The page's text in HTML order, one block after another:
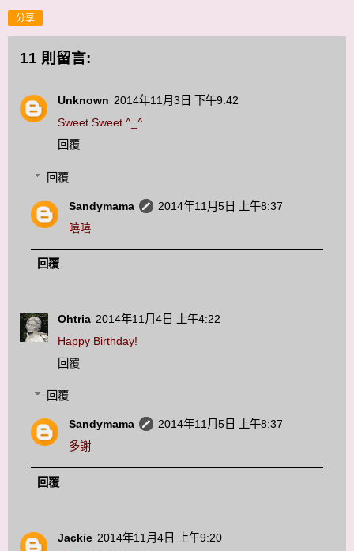
分享
11 則留言:
Unknown 2014年11月3日 下午9:42
Sweet Sweet ^_^
回覆
回覆
Sandymama
2014年11月5日 上午8:37
嘻嘻
回覆
Ohtria 2014年11月4日 上午4:22
Happy Birthday!
回覆
回覆
Sandymama
2014年11月5日 上午8:37
多謝
回覆
Jackie 2014年11月4日 上午9:20